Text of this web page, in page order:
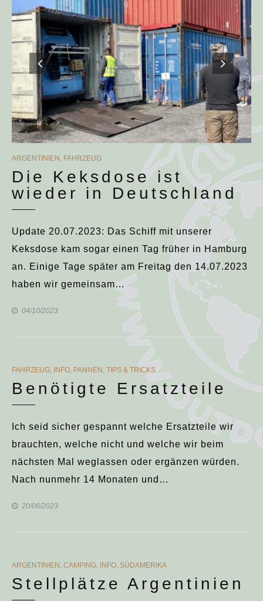
CATEGORIES
ARGENTINIEN FAHRZEUG
Die Keksdose ist
wieder in Deutschland
Update 20.07.2023: Das Schiff mit unserer
Keksdose kam sogar einen Tag früher in Hamburg
an. Einige Tage später am Freitag den 14.07.2023
haben wir gemeinsam…
04/10/2023
CATEGORIES
FAHRZEUG INFO PANNEN TIPS & TRICKS
Benötigte Ersatzteile
Ich seid sicher gespannt welche Ersatzteile wir
brauchten, welche nicht und welche wir beim
nächsten Mal weglassen oder ergänzen würden.
Nach nunmehr 14 Monaten und…
20/06/2023
CATEGORIES
ARGENTINIEN CAMPING INFO SÜDAMERIKA
Stellplätze Argentinien